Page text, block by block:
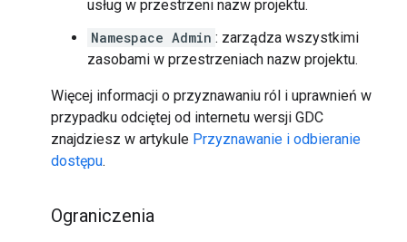
usług w przestrzeni nazw projektu.
Namespace Admin : zarządza wszystkimi
zasobami w przestrzeniach nazw projektu.
Więcej informacji o przyznawaniu ról i uprawnień w
przypadku odciętej od internetu wersji GDC
znajdziesz w artykule Przyznawanie i odbieranie
dostępu.
Ograniczenia